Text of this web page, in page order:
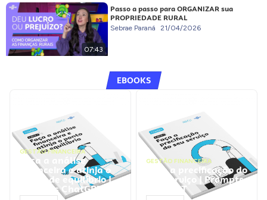
07:43
Passo a passo para ORGANIZAR sua
PROPRIEDADE RURAL
Sebrae Paraná 21/04/2026
EBOOKS
GESTÃO FINANCEIRA
Faça a análise
financeira e atinja o
ponto de equilíbrio |
Prompts ChatGPT
GESTÃO FINANCEIRA
Faça a precificação do
seu serviço | Prompts
ChatGPT